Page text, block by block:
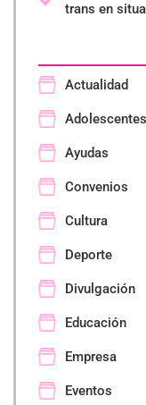
trans en
Actualidad
Adolescentes
Ayudas
Convenios
Cultura
Deporte
Divulgación
Educación
Empresa
Eventos